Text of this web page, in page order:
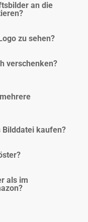
an die
zu sehen?
verschenken?
Bilddatei kaufen?
als im